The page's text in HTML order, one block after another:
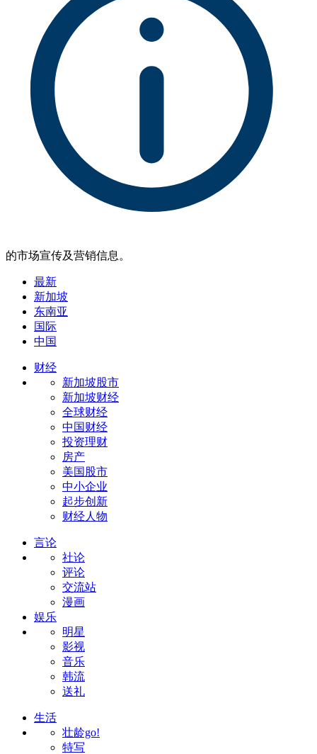
的市场宣传及营销信息。
最新
新加坡
东南亚
国际
中国
财经
新加坡股市
新加坡财经
全球财经
中国财经
投资理财
房产
美国股市
中小企业
起步创新
财经人物
言论
社论
评论
交流站
漫画
娱乐
明星
影视
音乐
韩流
送礼
生活
壮龄go!
特写